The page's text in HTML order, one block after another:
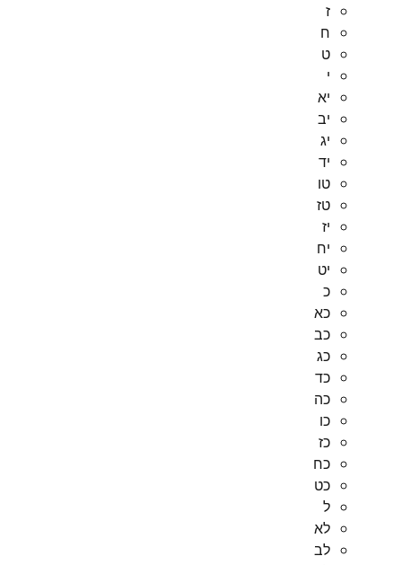
ז
ח
ט
י
יא
יב
יג
יד
טו
טז
יז
יח
יט
כ
כא
כב
כג
כד
כה
כו
כז
כח
כט
ל
לא
לב